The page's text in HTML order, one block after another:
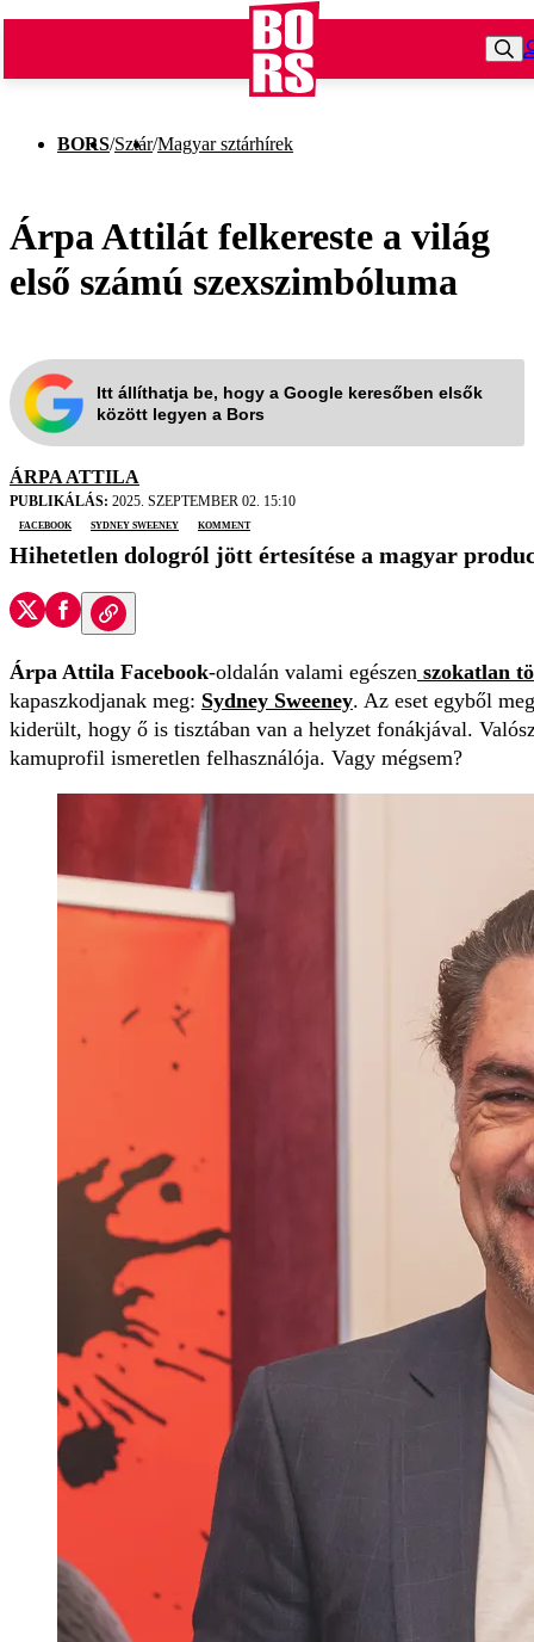
BORS/Sztár/Magyar sztárhírek
Árpa Attilát felkereste a világ
első számú szexszimbóluma
Itt állíthatja be, hogy a Google keresőben elsők
között legyen a Bors
ÁRPA ATTILA
PUBLIKÁLÁS: 2025. SZEPTEMBER 02. 15:10
facebook
Sydney Sweeney komment
Hihetetlen dologról jött értesítése a magyar
Árpa Attila Facebook-oldalán valami egészen szokatlan
kapaszkodjanak meg: Sydney Sweeney. Az eset egyből
kiderült, hogy ő is tisztában van a helyzet fonákjával.
kamuprofil ismeretlen felhasználója. Vagy mégsem?